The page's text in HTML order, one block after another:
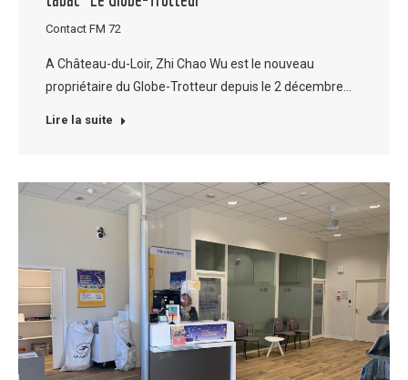
Contact FM 72
A Château-du-Loir, Zhi Chao Wu est le nouveau
propriétaire du Globe-Trotteur depuis le 2 décembre…
Lire la suite